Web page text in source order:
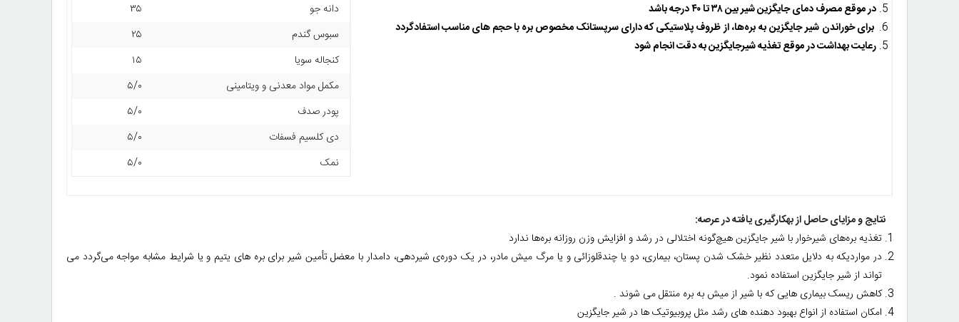
در موقع مصرف دمای جایگزین شیر بین ۳۸ تا ۴۰ درجه باشد
برای خوراندن شیرجایگزینبهبره‌ها،ازظروف پلاستیکی که دارای سرپستانک مخصوص بره با حجم های مناسب استفادگردد
رعایت بهداشت در موقع تغذیه شیرجایگزین به دقت انجام شود
دانه جو
۳۵
سبوس گندم
۲۵
کنجاله سویا
۱۵
مکمل مواد معدنی و ویتامینی
۵/۰
پودر صدف
۵/۰
دی کلسیم فسفات
۵/۰
نمک
۵/۰
نتایج و مزایای حاصل از به­کارگیری یافته در عرصه:
تغذیه بره‌های شیرخوار با شیر جایگزین هیچ‌گونه اختلالی در رشد و افزایش وزن روزانه بره‌ها ندارد
در مواردیکه به دلایل متعدد نظیر خشک شدن پستان، بیماری، دو یا چندقلوزائی و یا مرگ میش مادر، در یک دوره‌ی شیردهی، دامدار با معضل تأمین شیر برای بره های یتیم و یا شرایط مشابه مواجه می‌گردد می
تواند از شیر جایگزین استفاده نمود.
کاهش ریسک بیماری هایی که با شیر از میش به بره منتقل می شوند .
امکان استفاده از انواع بهبود دهنده های رشد مثل پروبیوتیک ها در شیر جایگزین